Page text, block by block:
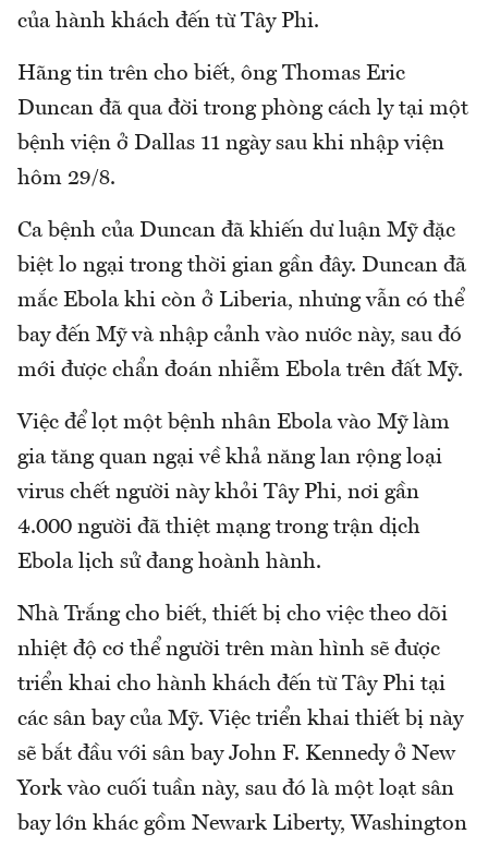
của hành khách đến từ Tây Phi.
Hãng tin trên cho biết, ông Thomas Eric
Duncan đã qua đời trong phòng cách ly tại một
bệnh viện ở Dallas 11 ngày sau khi nhập viện
hôm 29/8.
Ca bệnh của Duncan đã khiến dư luận Mỹ đặc
biệt lo ngại trong thời gian gần đây. Duncan đã
mắc Ebola khi còn ở Liberia, nhưng vẫn có thể
bay đến Mỹ và nhập cảnh vào nước này, sau đó
mới được chẩn đoán nhiễm Ebola trên đất Mỹ.
Việc để lọt một bệnh nhân Ebola vào Mỹ làm
gia tăng quan ngại về khả năng lan rộng loại
virus chết người này khỏi Tây Phi, nơi gần
4.000 người đã thiệt mạng trong trận dịch
Ebola lịch sử đang hoành hành.
Nhà Trắng cho biết, thiết bị cho việc theo dõi
nhiệt độ cơ thể người trên màn hình sẽ được
triển khai cho hành khách đến từ Tây Phi tại
các sân bay của Mỹ. Việc triển khai thiết bị này
sẽ bắt đầu với sân bay John F. Kennedy ở New
York vào cuối tuần này, sau đó là một loạt sân
bay lớn khác gồm Newark Liberty, Washington